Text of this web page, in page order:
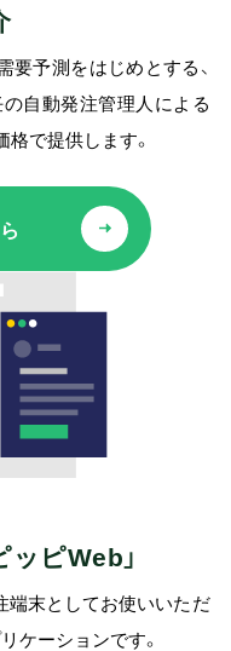
要予測をはじめとする、
自動発注管理人による
で提供します。
ピWeb」
端末としてお使いいただ
ケーションです。